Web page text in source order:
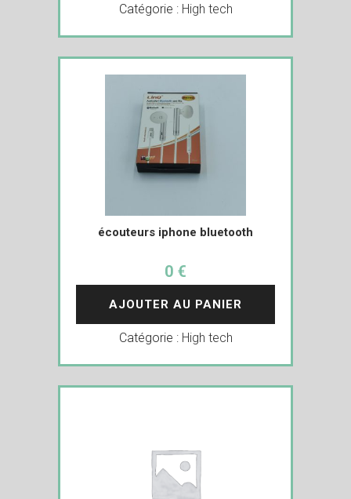
Catégorie : High tech
écouteurs iphone bluetooth
0 €
AJOUTER AU PANIER
Catégorie : High tech